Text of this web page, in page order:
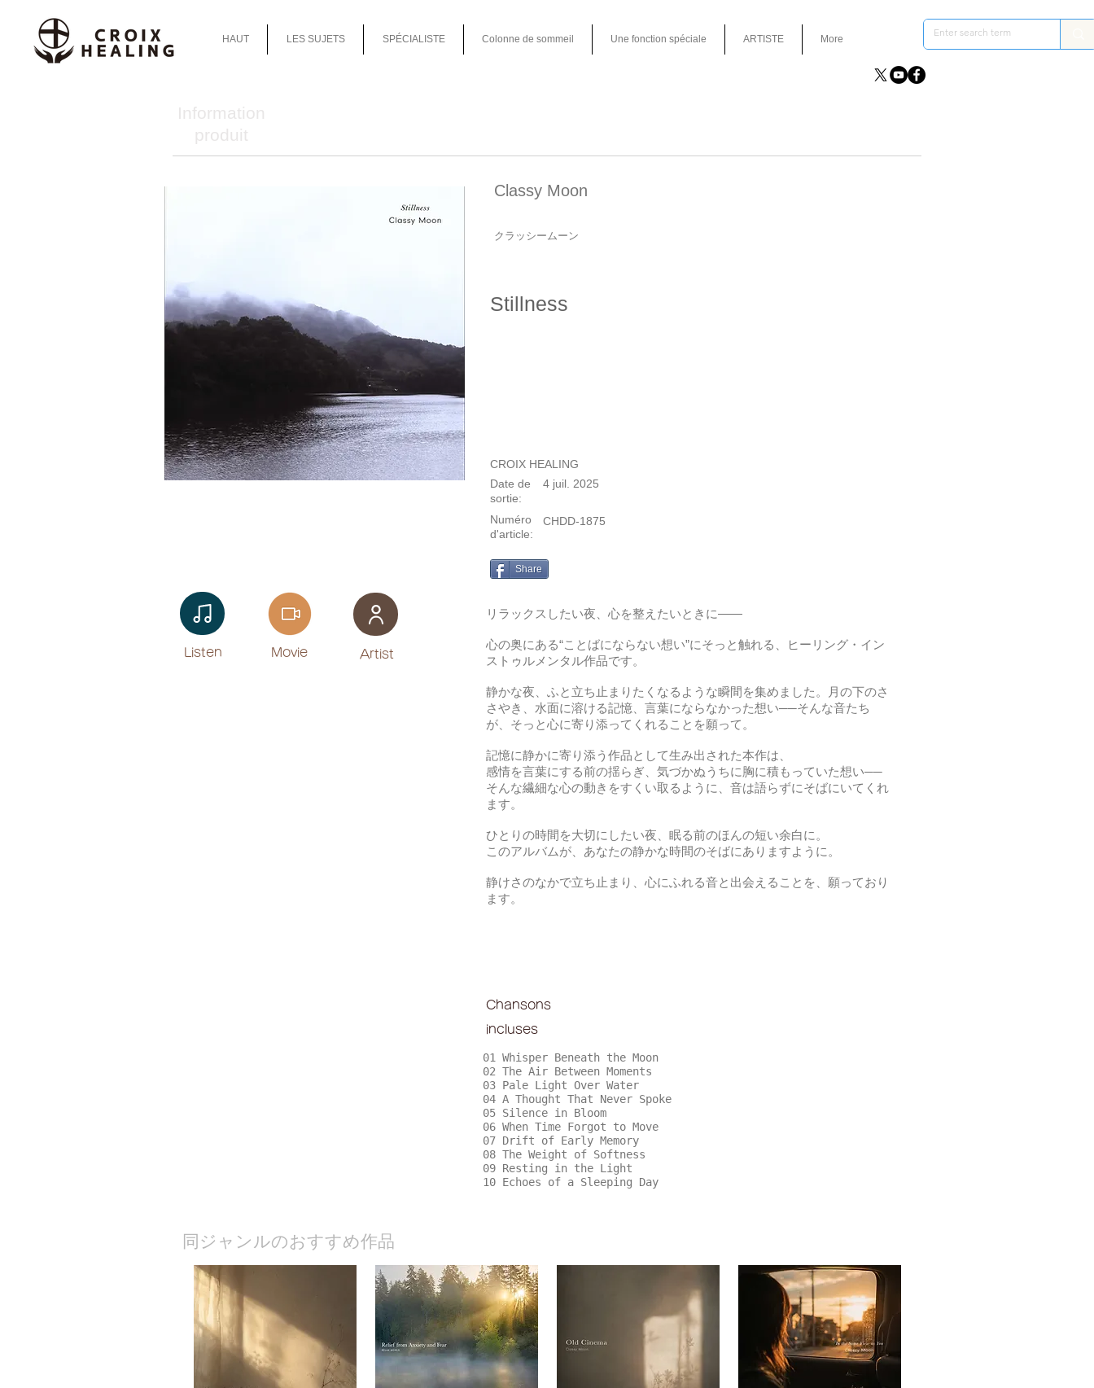
HAUT LES SUJETS SPÉCIALISTE Colonne de sommeil Une fonction spéciale ARTISTE More
Information
produit
Listen​ Movie ​Artist
Classy Moon
クラッシームーン
Stillness
CROIX HEALING
4 juil. 2025
Date de
sortie:
Numéro
d'article:
CHDD-1875
Share
リラックスしたい夜、心を整えたいときに——
心の奥にある“ことばにならない想い”にそっと触れる、ヒーリング・イン
ストゥルメンタル作品です。
静かな夜、ふと立ち止まりたくなるような瞬間を集めました。月の下のさ
さやき、水面に溶ける記憶、言葉にならなかった想い──そんな音たち
が、そっと心に寄り添ってくれることを願って。
記憶に静かに寄り添う作品として生み出された本作は、
感情を言葉にする前の揺らぎ、気づかぬうちに胸に積もっていた想い──
そんな繊細な心の動きをすくい取るように、音は語らずにそばにいてくれ
ます。
ひとりの時間を大切にしたい夜、眠る前のほんの短い余白に。
このアルバムが、あなたの静かな時間のそばにありますように。
静けさのなかで立ち止まり、心にふれる音と出会えることを、願っており
ます。
Chansons
incluses
01 Whisper Beneath the Moon
02 The Air Between Moments
03 Pale Light Over Water
04 A Thought That Never Spoke
05 Silence in Bloom
06 When Time Forgot to Move
07 Drift of Early Memory
08 The Weight of Softness
09 Resting in the Light
10 Echoes of a Sleeping Day
​同ジャンルのおすすめ作品